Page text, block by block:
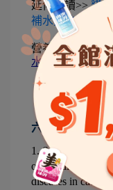
延伸閱讀>> 貓
補水方法
營養師怎麼說>>
水分不足的6大
六、貓咪尿不出
1. Samantha et
on the diagnosis
diseases in cats.